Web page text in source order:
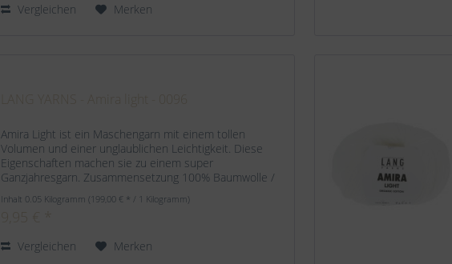
Vergleichen Merken
Amira Light ist ein Maschengarn mit einem tollen
Volumen und einer unglaublichen Leichtigkeit. Diese
Eigenschaften machen sie zu einem super
Ganzjahresgarn. Zusammensetzung 100% Baumwolle /
Inhalt 0.05 Kilogramm(199,00 € * / 1 Kilogramm)
Vergleichen Merken